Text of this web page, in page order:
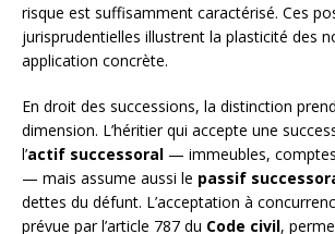
risque est suffisamment caractérisé. Ces
jurisprudentielles illustrent la plasticité des
application concrète.
En droit des successions, la distinction
dimension. L’héritier qui accepte une
l’actif successoral — immeubles,
— mais assume aussi le passif
dettes du défunt. L’acceptation à
prévue par l’article 787 du Code civil,